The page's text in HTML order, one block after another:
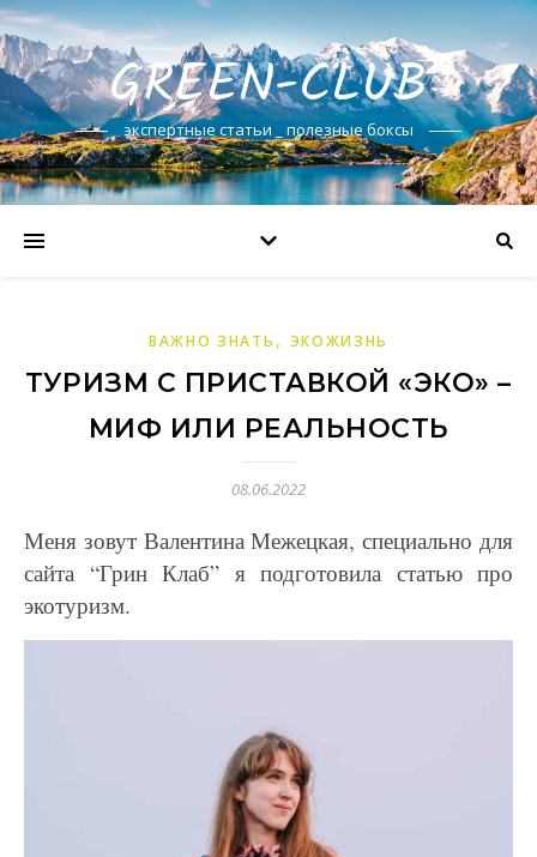
GREEN-CLUB
экспертные статьи _ полезные боксы
ВАЖНО ЗНАТЬ , ЭКОЖИЗНЬ
ТУРИЗМ С ПРИСТАВКОЙ «ЭКО» –
МИФ ИЛИ РЕАЛЬНОСТЬ
08.06.2022
Меня зовут Валентина Межецкая, специально для
сайта “Грин Клаб” я подготовила статью про
экотуризм.